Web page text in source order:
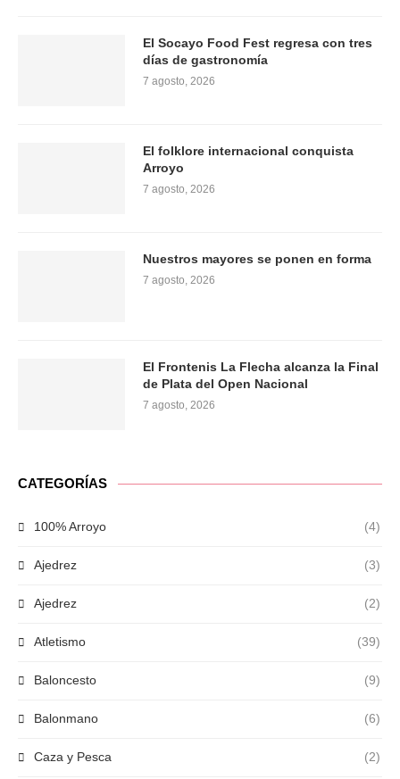
El Socayo Food Fest regresa con tres
días de gastronomía
7 agosto, 2026
El folklore internacional conquista
Arroyo
7 agosto, 2026
Nuestros mayores se ponen en forma
7 agosto, 2026
El Frontenis La Flecha alcanza la Final
de Plata del Open Nacional
7 agosto, 2026
CATEGORÍAS
100% Arroyo (4)
Ajedrez (3)
Ajedrez (2)
Atletismo (39)
Baloncesto (9)
Balonmano (6)
Caza y Pesca (2)